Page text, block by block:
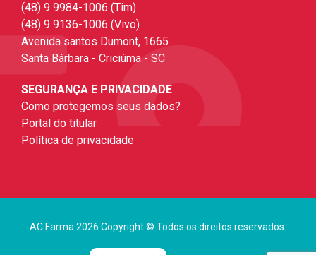
(48) 9 9984-1006 (Tim)
(48) 9 9136-1006 (Vivo)
Avenida santos Dumont, 1665
Santa Bárbara - Criciúma - SC
SEGURANÇA E PRIVACIDADE
Como protegemos seus dados?
Portal do titular
Política de privacidade
AC Farma 2026 Copyright © Todos os direitos reservados.